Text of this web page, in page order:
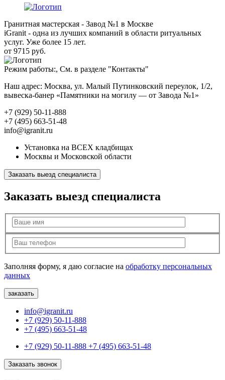
Гранитная мастерская - Завод №1 в Москве
iGranit - одна из лучших компаний в области ритуальных
услуг. Уже более 15 лет.
от 9715 руб.
Режим работы:, См. в разделе "Контакты"
Наш адрес: Москва, ул. Малый Путинковский переулок, 1/2,
вывеска-банер «Памятники на могилу — от Завода №1»
+7 (929) 50-11-888
+7 (495) 663-51-48
info@igranit.ru
Установка на ВСЕХ кладбищах
Москвы и Московской области
Заказать выезд специалиста
Заказать выезд специалиста
Заполняя форму, я даю согласие на обработку персональных
данных
info@igranit.ru
+7 (929) 50-11-888
+7 (495) 663-51-48
+7 (929) 50-11-888 +7 (495) 663-51-48
Заказать звонок